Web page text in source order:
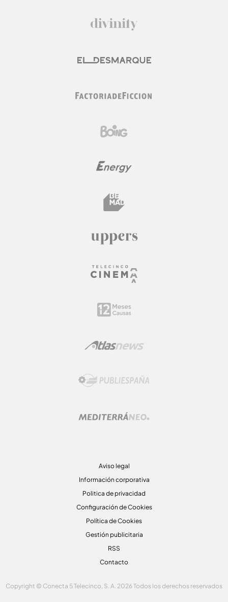
Aviso legal
Información corporativa
Politica de privacidad
Configuración de Cookies
Política de Cookies
Gestión publicitaria
RSS
Contacto
Copyright © Conecta 5 Telecinco, S. A. 2026 Todos los derechos reservados